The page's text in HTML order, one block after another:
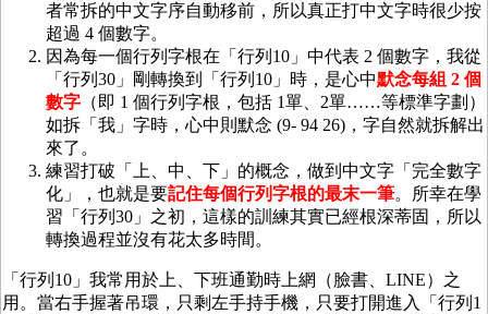
者常拆的中文字序自動移前，所以真正打中文字時很少按
超過 4 個數字。
因為每一個行列字根在「行列10」中代表 2 個數字，我從
「行列30」剛轉換到「行列10」時，是心中默念每組 2 個
數字 （即 1 個行列字根，包括 1單、2單……等標準字劃）
如拆「我」字時，心中則默念 (9- 94 26)，字自然就拆解出
來了。
練習打破「上、中、下」的概念，做到中文字「完全數字
化」，也就是要記住每個行列字根的最末一筆。所幸在學
習「行列30」之初，這樣的訓練其實已經根深蒂固，所以
轉換過程並沒有花太多時間。
「行列10」我常用於上、下班通勤時上網（臉書、LINE）之
用。當右手握著吊環，只剩左手持手機，只要打開進入「行列1